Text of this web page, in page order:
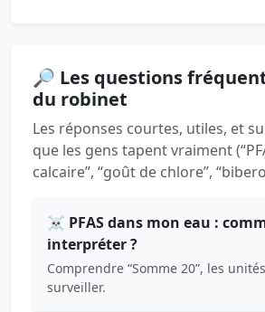
🔎 Les questions
du robinet
Les réponses courtes, utiles, et
que les gens tapent vraiment
calcaire”, “goût de chlore”,
☠️ PFAS dans mon eau :
interpréter ?
Comprendre “Somme 20”, les
surveiller.